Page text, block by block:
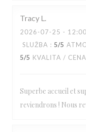
Tracy L
2026-07-25 -
SLUŽBA : 5/5
5/5 KVALITA / CENA
Superbe accueil et
reviendrons ! Nous